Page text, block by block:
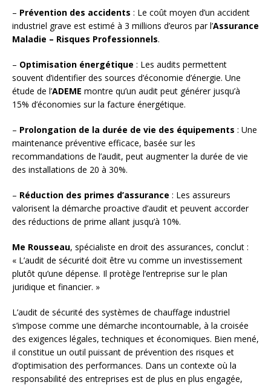
– Prévention des accidents : Le coût moyen d’un accident
industriel grave est estimé à 3 millions d’euros par l’Assurance
Maladie – Risques Professionnels.
– Optimisation énergétique : Les audits permettent
souvent d’identifier des sources d’économie d’énergie. Une
étude de l’ADEME montre qu’un audit peut générer jusqu’à
15% d’économies sur la facture énergétique.
– Prolongation de la durée de vie des équipements : Une
maintenance préventive efficace, basée sur les
recommandations de l’audit, peut augmenter la durée de vie
des installations de 20 à 30%.
– Réduction des primes d’assurance : Les assureurs
valorisent la démarche proactive d’audit et peuvent accorder
des réductions de prime allant jusqu’à 10%.
Me Rousseau, spécialiste en droit des assurances, conclut :
« L’audit de sécurité doit être vu comme un investissement
plutôt qu’une dépense. Il protège l’entreprise sur le plan
juridique et financier. »
L’audit de sécurité des systèmes de chauffage industriel
s’impose comme une démarche incontournable, à la croisée
des exigences légales, techniques et économiques. Bien mené,
il constitue un outil puissant de prévention des risques et
d’optimisation des performances. Dans un contexte où la
responsabilité des entreprises est de plus en plus engagée,